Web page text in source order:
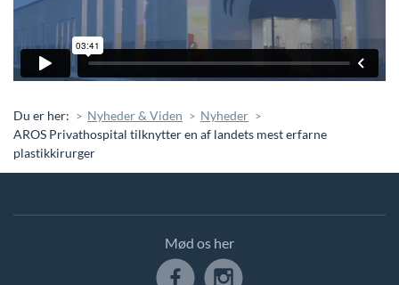
Du er her: Nyheder & Viden
Nyheder
AROS Privathospital tilknytter en af landets mest erfarne
plastikkirurger
Mød os her